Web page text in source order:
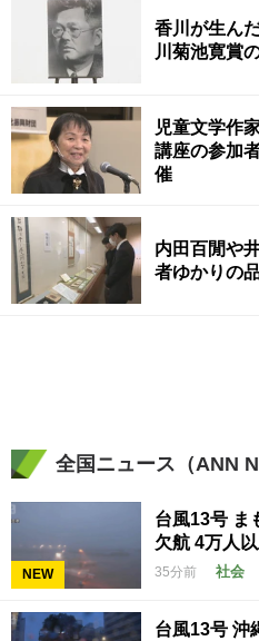
香川が生ん
川菊池寛賞
児童文学作
講座の参加
催
内田百閒や
者ゆかりの
全国ニュース（ANN
NEW
台風13号
欠航 4万人
35分前 社会
台風13号